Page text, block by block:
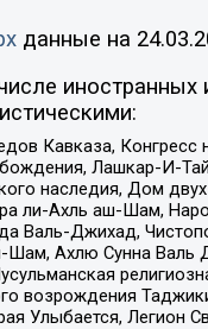
данные на
Кавказа, Конгресс
Лашкар-И-
наследия, Дом
ли-Ахль аш-Шам,
Валь-Джихад,
Ахлю Сунна Валь
возрождения
Улыбается, Легион